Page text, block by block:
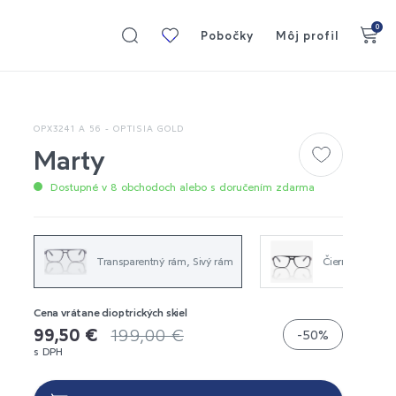
Moja
Pobočky Môj profil
0
OPX3241 A 56 - OPTISIA GOLD
Marty
Dostupné v 8 obchodoch alebo s doručením zdarma
Transparentný rám, Sivý rám Čierny rám
Cena vrátane dioptrických skiel
99,50 € 199,00 €
s DPH
-50%